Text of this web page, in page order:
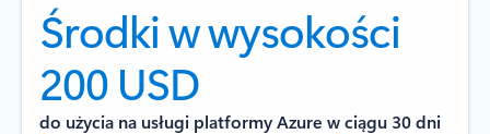
Środki w wysokości
200 USD
do użycia na usługi platformy Azure w ciągu 30 dni